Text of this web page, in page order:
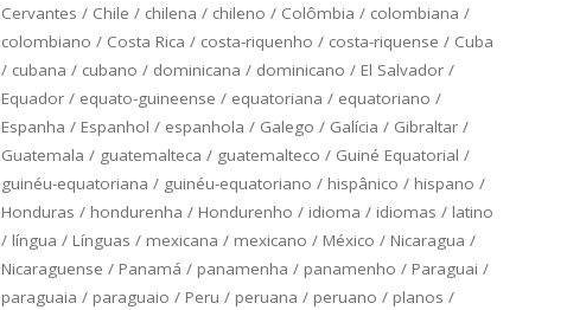
Cervantes / Chile / chilena / chileno / Colômbia / colombiana /
colombiano / Costa Rica / costa-riquenho / costa-riquense / Cuba
/ cubana / cubano / dominicana / dominicano / El Salvador/
Equador/ equato-guineense / equatoriana / equatoriano /
Espanha / Espanhol / espanhola / Galego / Galícia / Gibraltar/
Guatemala / guatemalteca / guatemalteco / Guiné Equatorial /
guinéu-equatoriana / guinéu-equatoriano / hispânico / hispano /
Honduras / hondurenha / Hondurenho / idioma / idiomas / latino
/ língua / Línguas / mexicana / mexicano / México / Nicaragua /
Nicaraguense / Panamá / panamenha / panamenho / Paraguai /
paraguaia / paraguaio / Peru / peruana / peruano / planos /